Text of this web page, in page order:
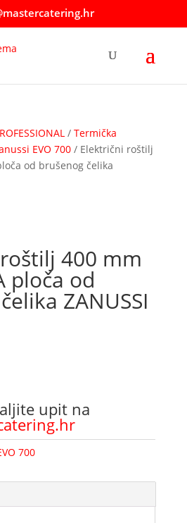
/ Termička
EVO 700/ Električni roštilj
od brušenog čelika
400 mm
ploča od
ZANUSSI
upit na
700